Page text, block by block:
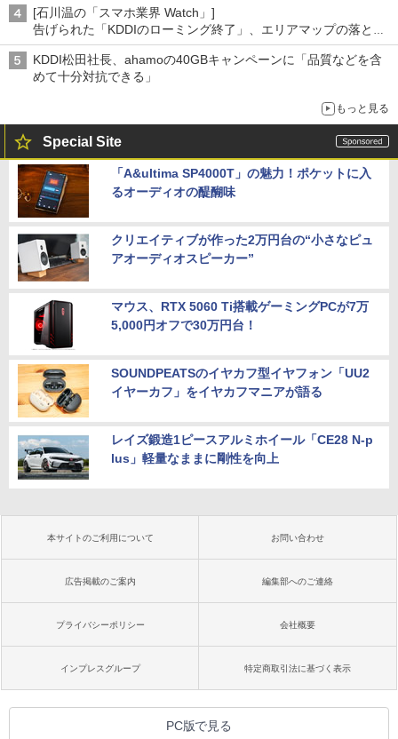
[石川温の「スマホ業界 Watch」]
告げられた「KDDIのローミング終了」、エリアマップの落とし
穴と楽天モバイルの課題
KDDI松田社長、ahamoの40GBキャンペーンに「品質などを含
めて十分対抗できる」
もっと見る
Special Site
「A&ultima SP4000T」の魅力！ポケットに入
るオーディオの醍醐味
クリエイティブが作った2万円台の“小さなピュ
アオーディオスピーカー”
マウス、RTX 5060 Ti搭載ゲーミングPCが7万
5,000円オフで30万円台！
SOUNDPEATSのイヤカフ型イヤフォン「UU2
イヤーカフ」をイヤカフマニアが語る
レイズ鍛造1ピースアルミホイール「CE28 N-p
lus」軽量なままに剛性を向上
本サイトのご利用について お問い合わせ
広告掲載のご案内 編集部へのご連絡
プライバシーポリシー 会社概要
インプレスグループ 特定商取引法に基づく表示
PC版で見る